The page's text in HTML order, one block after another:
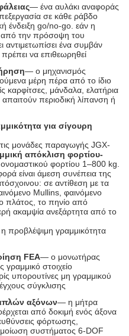
— ένα αυλάκι αναφοράς
σε κάθε ράβδο
ένδειξη go/no-go. εάν η
​​από την πρόσοψη του
αντιμετωπίσει ένα συμβάν
να επιθεωρηθεί
— ο μηχανισμός
μέρη πέρα ​​από το ίδιο
καρφίτσες, μάνδαλα, ελατήρια
περιοδική λίπανση ή
για σίγουρη
μονάδες παραγωγής JGX-
απόκλιση φορτίου-
φορτίου 1–800 kg.
είναι άμεση συνέπεια της
σε αντίθεση με τα
Mullins, φαινόμενο
πλάτος, το πηνίο από
ακαμψία ανεξάρτητα από το
προβλέψιμη γραμμικότητα
FEA— ο μονωτήρας
στοιχείο
υπορουτίνες μη γραμμικού
σύγκλισης
αξόνων— η μήτρα
από δοκιμή ενός άξονα
φόρτωσης,
συστήματος 6-DOF